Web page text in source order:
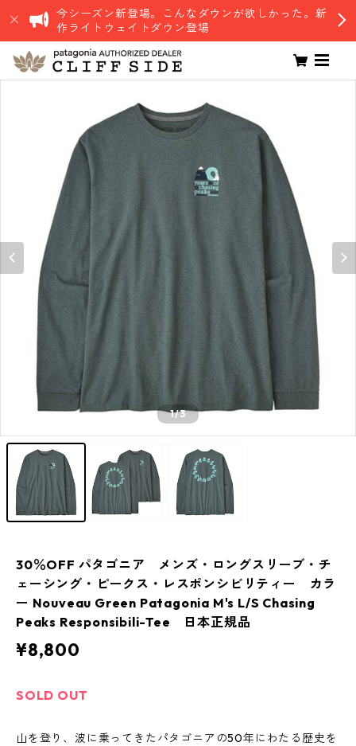
今シーズン新登場。こんなダウンが欲しかった。新
作ライトウェイトダウン登場
1/3
30％OFF パタゴニア メンズ・ロングスリーブ・チ
ェーシング・ピークス・レスポンシビリティー カラ
ー Nouveau Green Patagonia M's L/S Chasing
Peaks Responsibili-Tee 日本正規品
¥8,800
SOLD OUT
山を登り、波に乗ってきたパタゴニアの50年にわたる歴史を